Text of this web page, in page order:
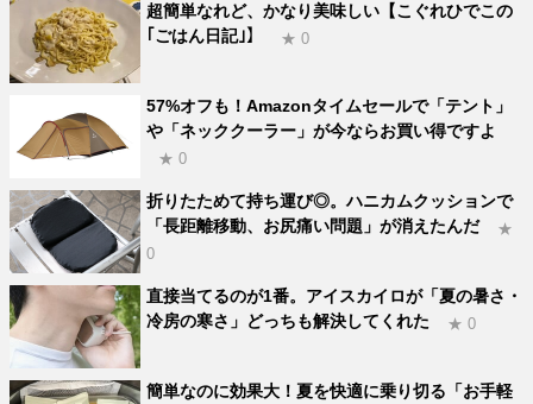
超簡単なれど、かなり美味しい【こぐれひでこの
｢ごはん日記｣】
★ 0
57%オフも！Amazonタイムセールで「テント」
や「ネッククーラー」が今ならお買い得ですよ
★ 0
折りたためて持ち運び◎。ハニカムクッションで
「長距離移動、お尻痛い問題」が消えたんだ
★
0
直接当てるのが1番。アイスカイロが「夏の暑さ・
冷房の寒さ」どっちも解決してくれた
★ 0
簡単なのに効果大！夏を快適に乗り切る「お手軽